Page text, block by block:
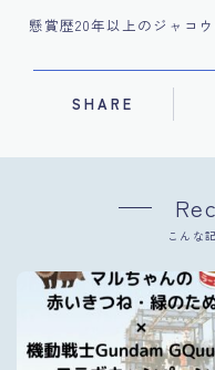
懸賞歴20年以上のジャコ
SHARE
こんな